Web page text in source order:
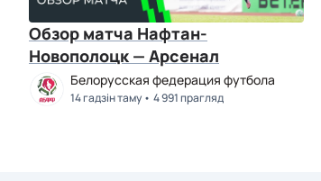
Обзор матча Нафтан-
Новополоцк — Арсенал
Белорусская федерация футбола
14 гадзін таму 4 991 прагляд